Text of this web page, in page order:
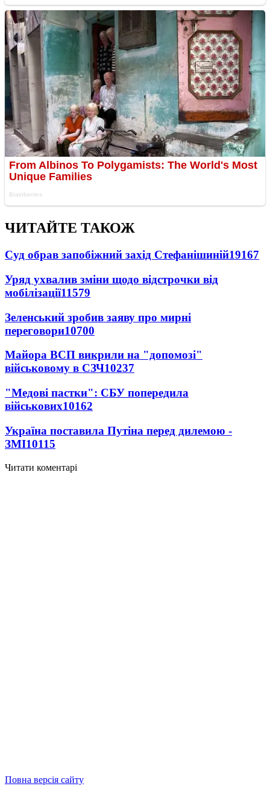
ЧИТАЙТЕ ТАКОЖ
Суд обрав запобіжний захід Стефанішиній19167
Уряд ухвалив зміни щодо відстрочки від
мобілізації11579
Зеленський зробив заяву про мирні
переговори10700
Майора ВСП викрили на "допомозі"
військовому в СЗЧ10237
"Медові пастки": СБУ попередила
військових10162
Україна поставила Путіна перед дилемою -
ЗМІ10115
Читати коментарі
Повна версія сайту